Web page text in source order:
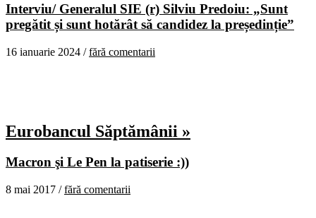
Interviu/ Generalul SIE (r) Silviu Predoiu: „Sunt
pregătit și sunt hotărât să candidez la președinție”
16 ianuarie 2024 /fără comentarii
Eurobancul Săptămânii »
Macron şi Le Pen la patiserie :))
8 mai 2017 /fără comentarii